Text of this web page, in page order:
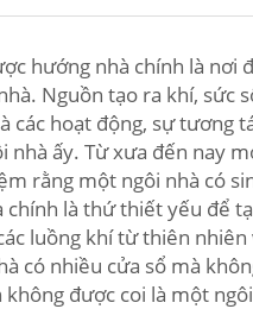
hướng nhà chính là nơi
Nguồn tạo ra khí, sức
các hoạt động, sự tương
nhà ấy. Từ xưa đến nay
rằng một ngôi nhà có
chính là thứ thiết yếu để
luồng khí từ thiên nhiên
có nhiều cửa sổ mà
được coi là một